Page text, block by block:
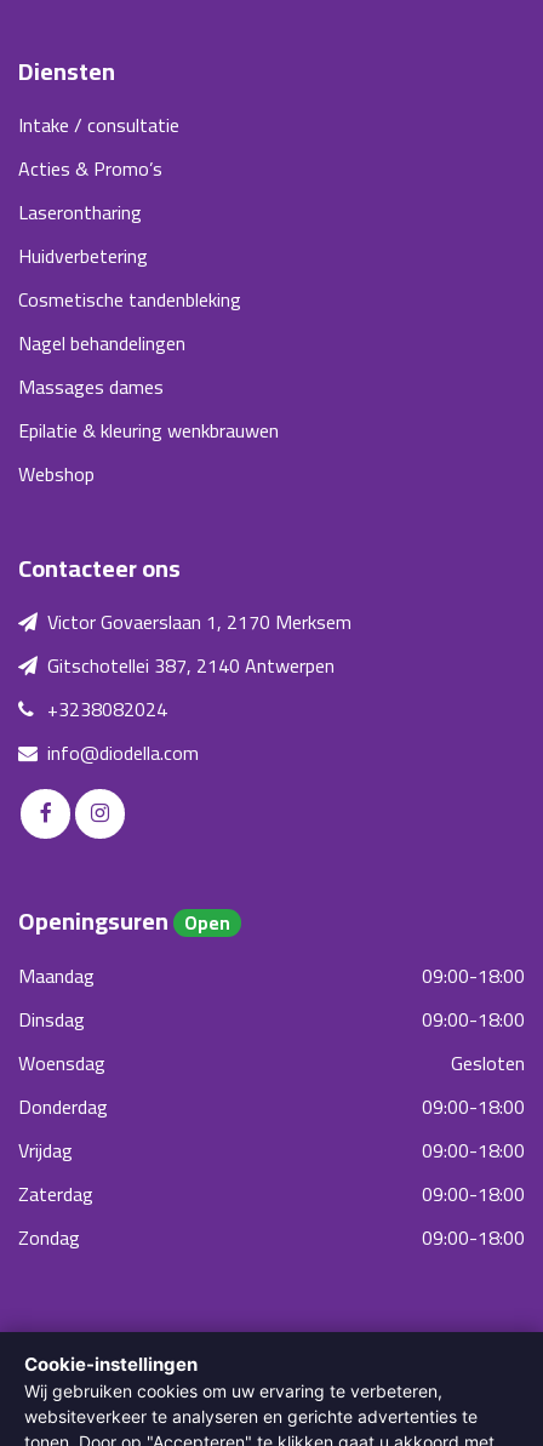
Diensten
Intake / consultatie
Acties & Promo’s
Laserontharing
Huidverbetering
Cosmetische tandenbleking
Nagel behandelingen
Massages dames
Epilatie & kleuring wenkbrauwen
Webshop
Contacteer ons
Victor Govaerslaan 1, 2170 Merksem
Gitschotellei 387, 2140 Antwerpen
+3238082024
info@diodella.com
Openingsuren Open
Maandag
09:00-18:00
Dinsdag
09:00-18:00
Woensdag
Gesloten
Donderdag
09:00-18:00
Vrijdag
09:00-18:00
Zaterdag
09:00-18:00
Zondag
09:00-18:00
Cookie-instellingen
Wij gebruiken cookies om uw ervaring te verbeteren,
websiteverkeer te analyseren en gerichte advertenties te
tonen. Door op "Accepteren" te klikken gaat u akkoord met